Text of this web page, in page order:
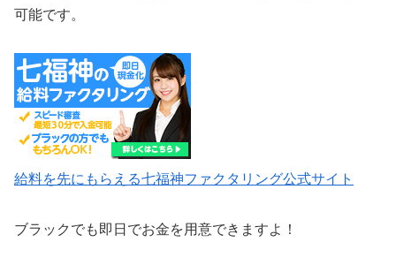
可能です。
給料を先にもらえる七福神ファクタリング公式サイト
ブラックでも即日でお金を用意できますよ！